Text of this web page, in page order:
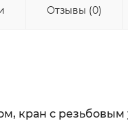
Отзывы (0)
кран с резьбовым